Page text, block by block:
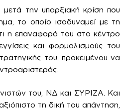
την υπαρξιακή κρίση που
το οποίο ισοδυναμεί με τη
η επαναφορά του στο κέντρο
και φορμαλισμούς του
του, προκειμένου να
του, ΝΔ και ΣΥΡΙΖΑ. Και
τη δική του απάντηση,